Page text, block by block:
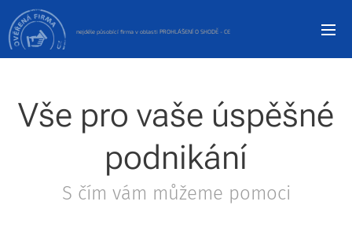
nejdéle působící firma v oblasti PROHLÁŠENÍ O SHODĚ - CE
Vše pro vaše úspěšné
podnikání
S čím vám můžeme pomoci